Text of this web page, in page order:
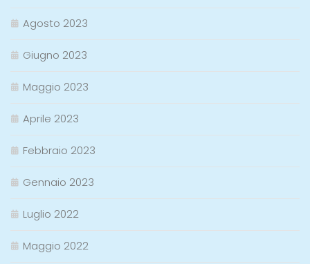
Agosto 2023
Giugno 2023
Maggio 2023
Aprile 2023
Febbraio 2023
Gennaio 2023
Luglio 2022
Maggio 2022